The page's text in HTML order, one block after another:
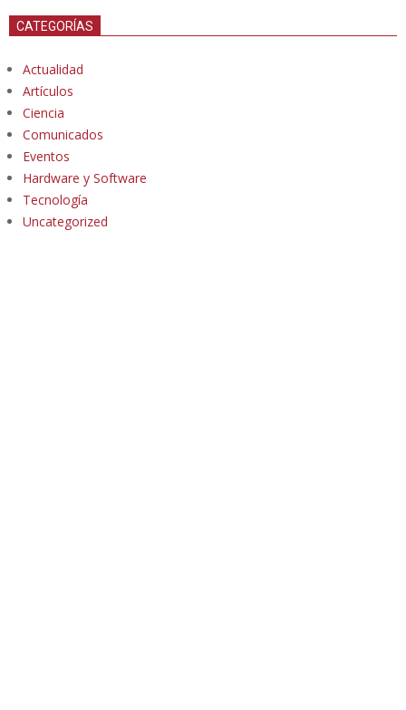
CATEGORÍAS
Actualidad
Artículos
Ciencia
Comunicados
Eventos
Hardware y Software
Tecnología
Uncategorized